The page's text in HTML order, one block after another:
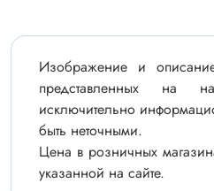
Изображение и
представленных на
исключительно
быть неточными.
Цена в розничных
указанной на сайте.